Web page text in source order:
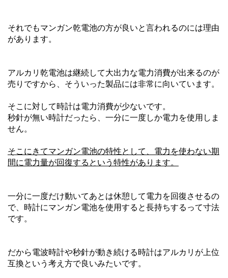
それでもマンガン乾電池の方が良いと言われるのには理由
があります。
アルカリ乾電池は継続して大出力な電力消費が出来るのが
売りですから、そういった製品には非常に向いています。
そこに対して時計は電力消費が少ないです。
秒針が無い時計だったら、一分に一度しか電力を使用しま
せん。
そこにきてマンガン電池の特性として、電力を使わない期
間に電力量が回復するという特性があります。
一分に一度だけ動いてあとは休憩して電力を回復させるの
で、時計にマンガン電池を使用すると長持ちするって寸法
です。
だから電波時計や秒針が動き続ける時計はアルカリが上位
互換という考え方で良いみたいです。